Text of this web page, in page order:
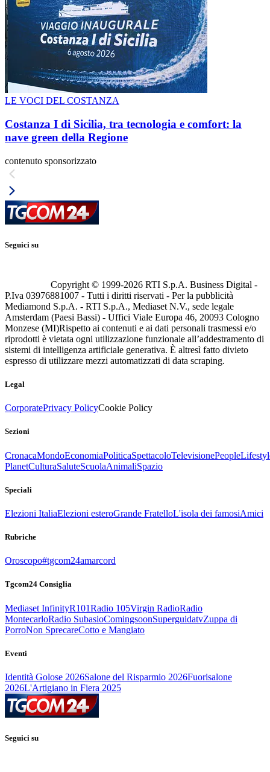
LE VOCI DEL COSTANZA
Costanza I di Sicilia, tra tecnologia e comfort: la
nave green della Regione
contenuto sponsorizzato
Seguici su
Copyright © 1999-2026 RTI S.p.A. Business Digital -
P.Iva 03976881007 - Tutti i diritti riservati - Per la pubblicità
Mediamond S.p.A. - RTI S.p.A., Mediaset N.V., sede legale
Amsterdam (Paesi Bassi) - Uffici Viale Europa 46, 20093 Cologno
Monzese (MI)Rispetto ai contenuti e ai dati personali trasmessi e/o
riprodotti è vietata ogni utilizzazione funzionale all’addestramento di
sistemi di intelligenza artificiale generativa. È altresì fatto divieto
espresso di utilizzare mezzi automatizzati di data scraping.
Legal
CorporatePrivacy PolicyCookie Policy
Sezioni
CronacaMondoEconomiaPoliticaSpettacoloTelevisionePeople
PlanetCulturaSaluteScuolaAnimaliSpazio
Speciali
Elezioni ItaliaElezioni esteroGrande FratelloL'isola dei famosiAmici
Rubriche
Oroscopo#tgcom24amarcord
Tgcom24 Consiglia
Mediaset InfinityR101Radio 105Virgin RadioRadio
MontecarloRadio SubasioComingsoonSuperguidatvZuppa di
PorroNon SprecareCotto e Mangiato
Eventi
Identità Golose 2026Salone del Risparmio 2026Fuorisalone
2026L'Artigiano in Fiera 2025
Seguici su